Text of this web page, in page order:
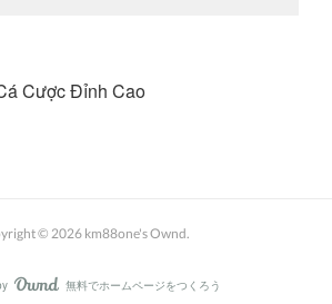
Cược Đỉnh Cao
©2026 km88one's Ownd.
AmebaOwnd
無料でホームページをつくろう